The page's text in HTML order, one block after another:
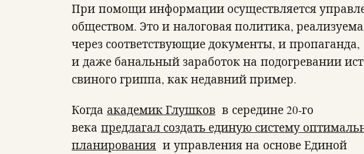
При помощи информации осуществляется
обществом. Это и налоговая политика,
через соответствующие документы, и пропаганда,
и даже банальный заработок на подогревании
свиного гриппа, как недавний пример.
Когда академик Глушков в середине 20-го
века предлагал создать единую систему
планирования и управления на основе Единой